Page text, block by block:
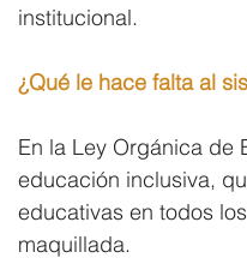
institucional.
¿Qué le hace falta al
En la Ley Orgánica de
educación inclusiva,
educativas en todos
maquillada.